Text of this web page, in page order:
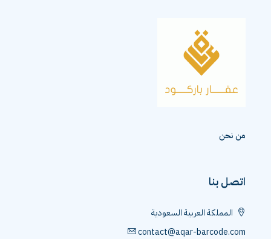
من نحن
اتصل بنا
المملكة العربية السعودية
contact@aqar-barcode.com